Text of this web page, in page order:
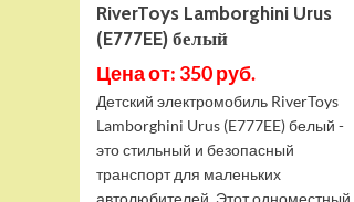
RiverToys Lamborghini Urus
(E777EE) белый
Цена от: 350 руб.
Детский электромобиль RiverToys
Lamborghini Urus (E777EE) белый -
это стильный и безопасный
транспорт для маленьких
автолюбителей. Этот одноместный